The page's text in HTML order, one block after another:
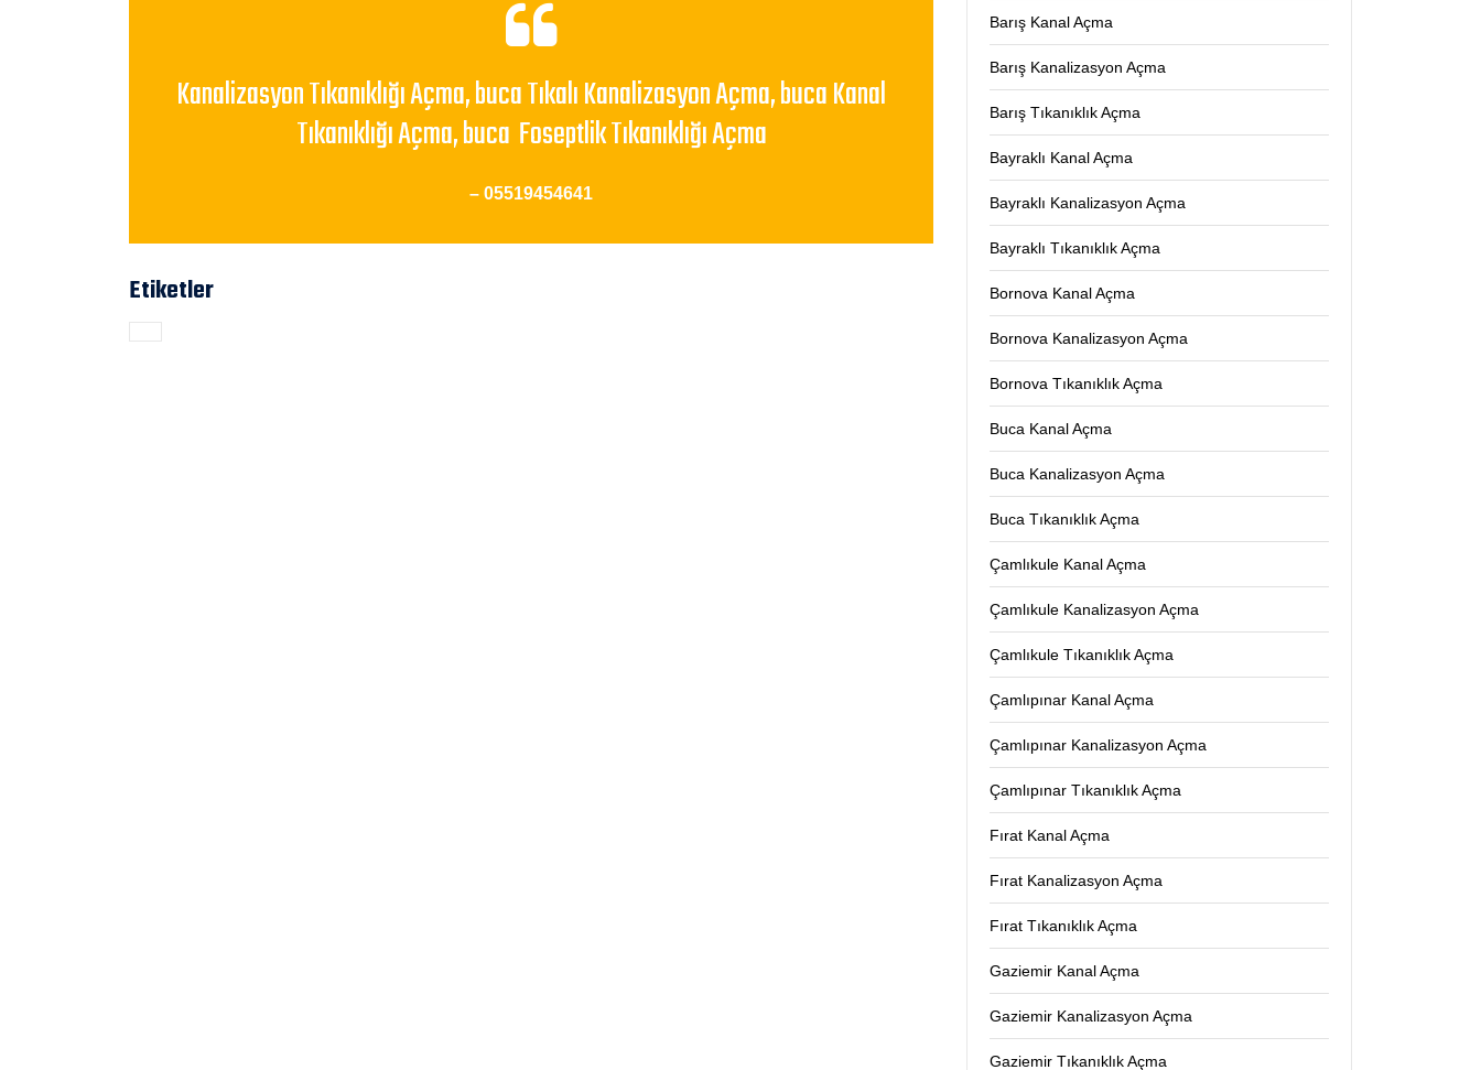
Kanalizasyon Tıkanıklığı Açma, buca Tıkalı Kanalizasyon Açma, buca Kanal
Tıkanıklığı Açma, buca Foseptlik Tıkanıklığı Açma
– 05519454641
Etiketler
Barış Kanal Açma
Barış Kanalizasyon Açma
Barış Tıkanıklık Açma
Bayraklı Kanal Açma
Bayraklı Kanalizasyon Açma
Bayraklı Tıkanıklık Açma
Bornova Kanal Açma
Bornova Kanalizasyon Açma
Bornova Tıkanıklık Açma
Buca Kanal Açma
Buca Kanalizasyon Açma
Buca Tıkanıklık Açma
Çamlıkule Kanal Açma
Çamlıkule Kanalizasyon Açma
Çamlıkule Tıkanıklık Açma
Çamlıpınar Kanal Açma
Çamlıpınar Kanalizasyon Açma
Çamlıpınar Tıkanıklık Açma
Fırat Kanal Açma
Fırat Kanalizasyon Açma
Fırat Tıkanıklık Açma
Gaziemir Kanal Açma
Gaziemir Kanalizasyon Açma
Gaziemir Tıkanıklık Açma